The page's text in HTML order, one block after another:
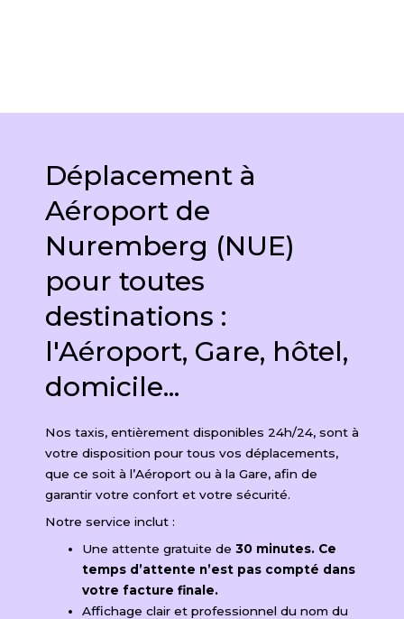
Déplacement à
Aéroport de
Nuremberg (NUE)
pour toutes
destinations :
l'Aéroport, Gare, hôtel,
domicile...
Nos taxis, entièrement disponibles 24h/24, sont à
votre disposition pour tous vos déplacements,
que ce soit à l’Aéroport ou à la Gare, afin de
garantir votre confort et votre sécurité.
Notre service inclut :
Une attente gratuite de30 minutes. Ce
temps d’attente n’est pas compté dans
votre facture finale.
Affichage clair et professionnel du nom du